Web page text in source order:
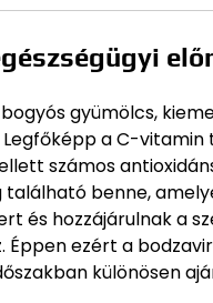
gyümölcs,
a C-
számos
található benne,
és hozzájárulnak a
Éppen ezért a
különösen